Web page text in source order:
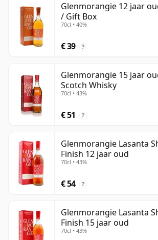
Glenmorangie 12 jaar
/ Gift Box
70cl • 40%
€ 39 ?
Glenmorangie 15 jaar
Scotch Whisky
70cl • 43%
€ 51 ?
Glenmorangie Lasanta
Finish 12 jaar oud
70cl • 43%
€ 54 ?
Glenmorangie Lasanta
Finish 15 jaar oud
70cl • 43%